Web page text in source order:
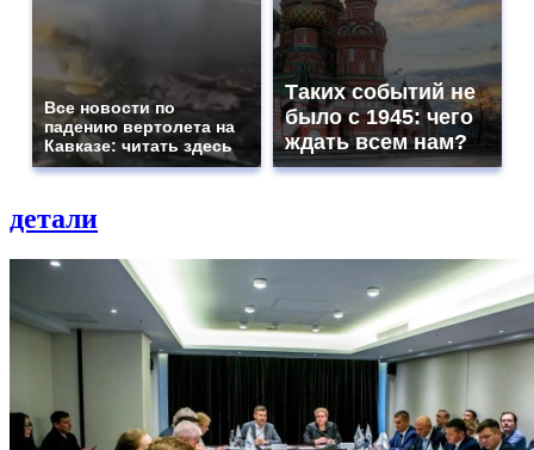
Все новости по
падению вертолета на
Кавказе: читать здесь
Таких событий не
было с 1945: чего
ждать всем нам?
детали